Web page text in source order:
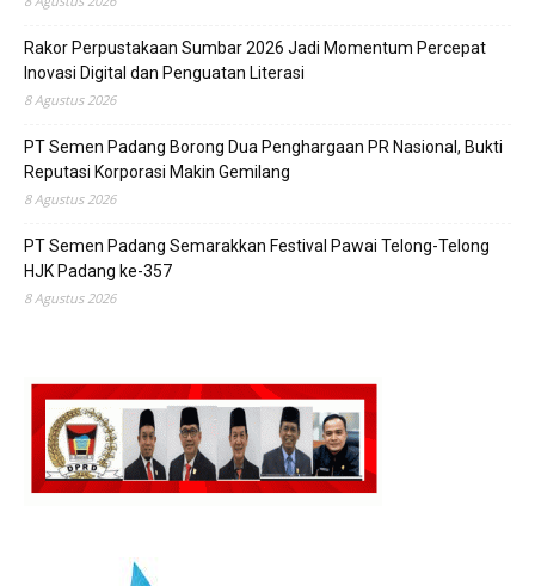
Rakor Perpustakaan Sumbar 2026 Jadi Momentum Percepat
Inovasi Digital dan Penguatan Literasi
8 Agustus 2026
PT Semen Padang Borong Dua Penghargaan PR Nasional, Bukti
Reputasi Korporasi Makin Gemilang
8 Agustus 2026
PT Semen Padang Semarakkan Festival Pawai Telong-Telong
HJK Padang ke-357
8 Agustus 2026